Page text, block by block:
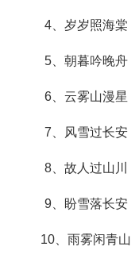
4、岁岁照海棠
5、朝暮吟晚舟
6、云雾山漫星
7、风雪过长安
8、故人过山川
9、盼雪落长安
10、雨雾闲青山